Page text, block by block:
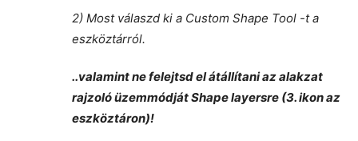
2) Most válaszd ki a Custom Shape Tool -t a
eszköztárról.
..valamint ne felejtsd el átállítani az alakzat
rajzoló üzemmódját Shape layersre (3. ikon az
eszköztáron)!